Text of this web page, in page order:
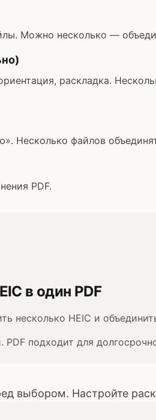
Можно несколько —
раскладка.
Несколько файлов
PDF.
в один PDF
несколько HEIC и
подходит для
выбором. Настройте